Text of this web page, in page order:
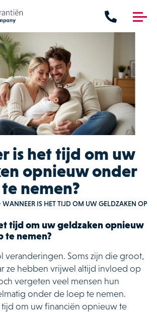
me
nu
is het tijd om uw
opnieuw onder
nemen?
WANNEER IS HET TIJD OM UW GELDZAKEN
tijd om uw geldzaken opnieuw
te nemen?
veranderingen. Soms zijn die groot,
ze hebben vrijwel altijd invloed op
vergeten veel mensen hun
onder de loep te nemen.
tijd om uw financiën opnieuw te